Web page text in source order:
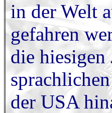
in der Welt
gefahren
die
der USA